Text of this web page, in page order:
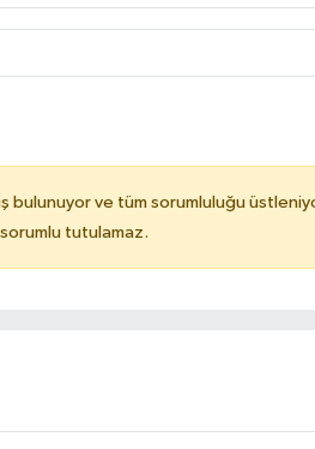
bulunuyor ve tüm sorumluluğu
tutulamaz.